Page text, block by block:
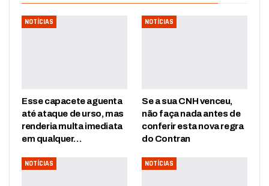
NOTÍCIAS
Esse capacete aguenta
até ataque de urso, mas
renderia multa imediata
em qualquer…
NOTÍCIAS
Se a sua CNH venceu,
não faça nada antes de
conferir esta nova regra
do Contran
NOTÍCIAS NOTÍCIAS